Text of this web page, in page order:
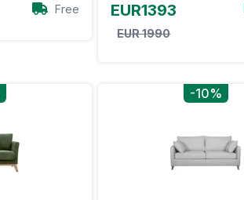
Free EUR1393
EUR 1990
-10%